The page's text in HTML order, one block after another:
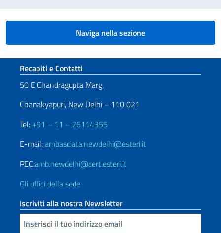
Naviga nella sezione
Sezione footer
Recapiti e Contatti
50 E Chandragupta Marg,
Chanakyapuri, New Delhi – 110 021
Tel: +91 – 11 – 26114355
E-mail:ambasciata.newdelhi@esteri.it
PEC:amb.newdelhi@cert.esteri.it
Gli uffici della sede
Iscriviti alla nostra Newsletter
Inserisci la tua email